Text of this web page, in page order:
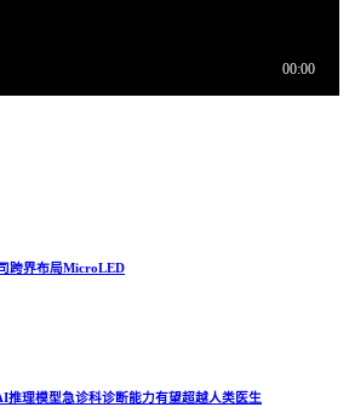
跨界布局MicroLED
推理模型急诊科诊断能力有望超越人类医生